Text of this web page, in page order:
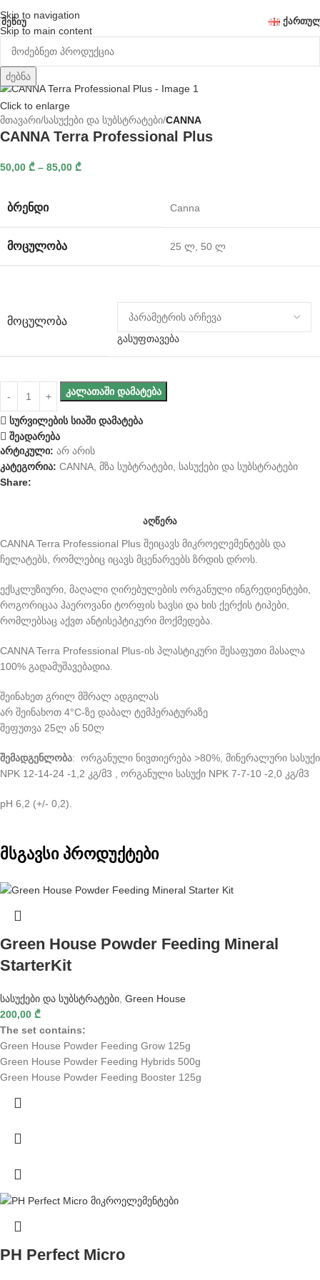
Skip to navigation
Skip to main content
ᲛᲔᲜᲘᲣ
ძებნა
Click to enlarge
მთავარი სასუქები და სუბსტრატები CANNA
CANNA Terra Professional Plus
50,00 ₾ – 85,00 ₾
ᲑᲠᲔᲜᲓᲘ Canna
ᲛᲝᲪᲣᲚᲝᲑᲐ 25 ლ, 50 ლ
ᲛᲝᲪᲣᲚᲝᲑᲐ
გასუფთავება
ᲙᲐᲚᲐᲗᲐᲨᲘ ᲓᲐᲛᲐᲢᲔᲑᲐ
სურვილების სიაში დამატება
შეადარება
არტიკული: არ არის
კატეგორია: CANNA, მზა სუბტრატები, სასუქები და სუბსტრატები
Share:
ᲐᲦᲬᲔᲠᲐ
CANNA Terra Professional Plus შეიცავს მიკროელემენტებს და
ჩელატებს, რომლებიც იცავს მცენარეებს ზრდის დროს.
ექსკლუზიური, მაღალი ღირებულების ორგანული ინგრედიენტები,
როგორიცაა ჰაეროვანი ტორფის ხავსი და ხის ქერქის ტიპები,
რომლებსაც აქვთ ანტისეპტიკური მოქმედება.
CANNA Terra Professional Plus-ის პლასტიკური შესაფუთი მასალა
100% გადამუშავებადია.
შეინახეთ გრილ მშრალ ადგილას
არ შეინახოთ 4°C-ზე დაბალ ტემპერატურაზე
შეფუთვა 25ლ ან 50ლ
შემადგენლობა: ორგანული ნივთიერება >80%, მინერალური სასუქი
NPK 12-14-24 -1,2 კგ/მ3 , ორგანული სასუქი NPK 7-7-10 -2,0 კგ/მ3
pH 6,2 (+/- 0,2).
მსგავსი პროდუქტები
Green House Powder Feeding Mineral
StarterKit
სასუქები და სუბსტრატები Green House
200,00 ₾
The set contains:
Green House Powder Feeding Grow 125g
Green House Powder Feeding Hybrids 500g
Green House Powder Feeding Booster 125g
PH Perfect Micro